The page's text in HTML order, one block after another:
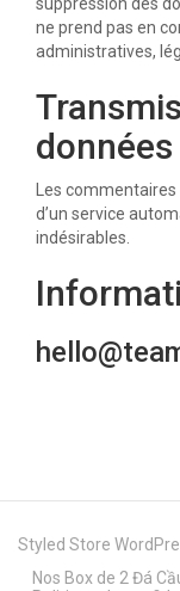
ne prend pas en
administratives,
Les
d’un service
indésirables.
Styled Store
Nos Box de 2 Đá